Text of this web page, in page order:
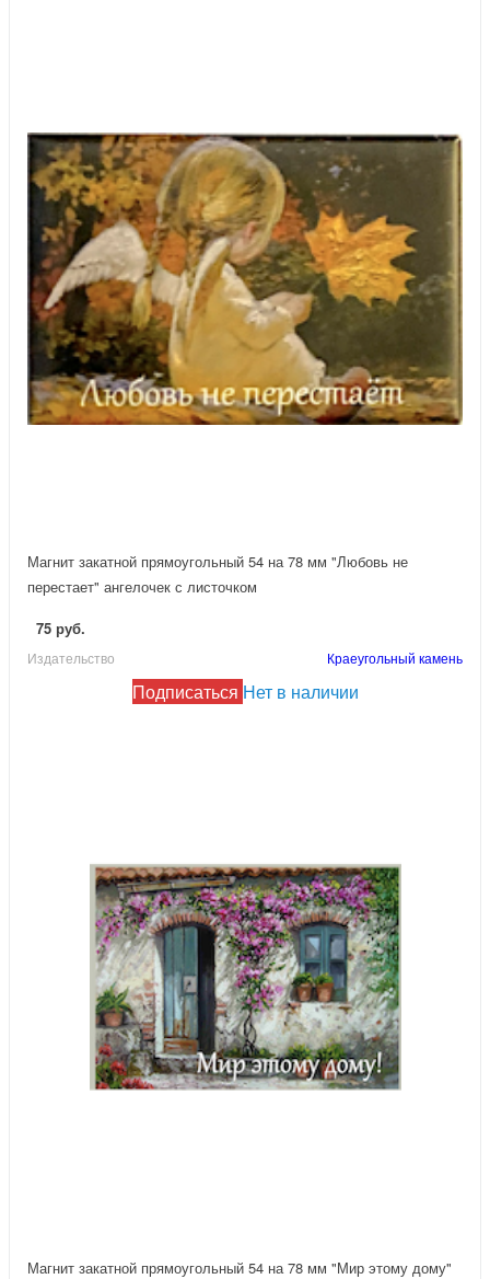
Магнит закатной прямоугольный 54 на 78 мм "Любовь не
перестает" ангелочек с листочком
75 руб.
Издательство Краеугольный камень
Подписаться Нет в наличии
Магнит закатной прямоугольный 54 на 78 мм "Мир этому дому"